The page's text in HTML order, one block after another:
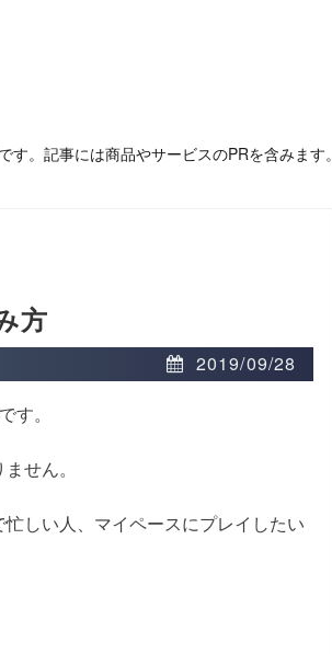
。記事には商品やサービスのPRを含みます。
方
2019/09/28
す。
せん。
しい人、マイペースにプレイしたい